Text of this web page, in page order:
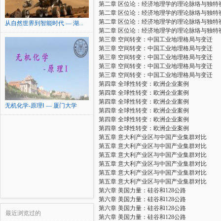
从自然世界到智能时代 — 湖...
无机化学-原理Ⅰ — 厦门大学
最近浏览过的
第二章 区位论：经济地理学的理论脉络与独特
第二章 区位论：经济地理学的理论脉络与独特
第二章 区位论：经济地理学的理论脉络与独特
第二章 区位论：经济地理学的理论脉络与独特
第三章 空间转变：中国工业地理格局与变迁
第三章 空间转变：中国工业地理格局与变迁
第三章 空间转变：中国工业地理格局与变迁
第三章 空间转变：中国工业地理格局与变迁
第三章 空间转变：中国工业地理格局与变迁
第四章 全球性转变：欧洲企业案例
第四章 全球性转变：欧洲企业案例
第四章 全球性转变：欧洲企业案例
第四章 全球性转变：欧洲企业案例
第四章 全球性转变：欧洲企业案例
第四章 全球性转变：欧洲企业案例
第五章 意大利产业区与中国产业集群对比
第五章 意大利产业区与中国产业集群对比
第五章 意大利产业区与中国产业集群对比
第五章 意大利产业区与中国产业集群对比
第五章 意大利产业区与中国产业集群对比
第五章 意大利产业区与中国产业集群对比
第六章 美国力量：硅谷和128公路
第六章 美国力量：硅谷和128公路
第六章 美国力量：硅谷和128公路
第六章 美国力量：硅谷和128公路